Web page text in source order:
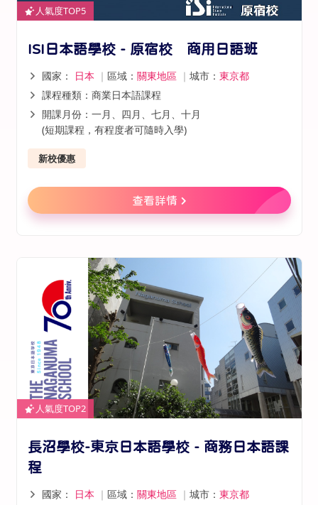
人氣度TOP5
ISI日本語學校 - 原宿校 商用日語班
國家： 日本 ｜ 區域： 關東地區 ｜ 城市： 東京都
課程種類：商業日本語課程
開課月份：一月、四月、七月、十月
(短期課程，有程度者可隨時入學)
新校優惠
查看詳情
人氣度TOP2
長沼學校-東京日本語學校 - 商務日本語課
程
國家： 日本 ｜ 區域： 關東地區 ｜ 城市： 東京都